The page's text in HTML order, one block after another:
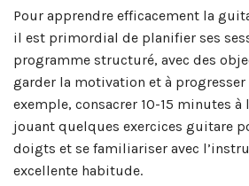
Pour apprendre efficacement la
il est primordial de planifier ses
programme structuré, avec des
garder la motivation et à progresser
exemple, consacrer 10-15 minutes à
jouant quelques exercices guitare
doigts et se familiariser avec
excellente habitude.